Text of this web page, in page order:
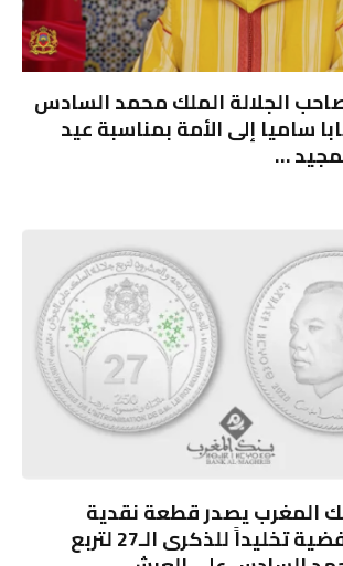
الجلالة الملك محمد السادس
ساميا إلى الأمة بمناسبة عيد
…
المغرب يصدر قطعة نقدية
تذكارية فضية تخليداً للذكرى الـ27 لتربع